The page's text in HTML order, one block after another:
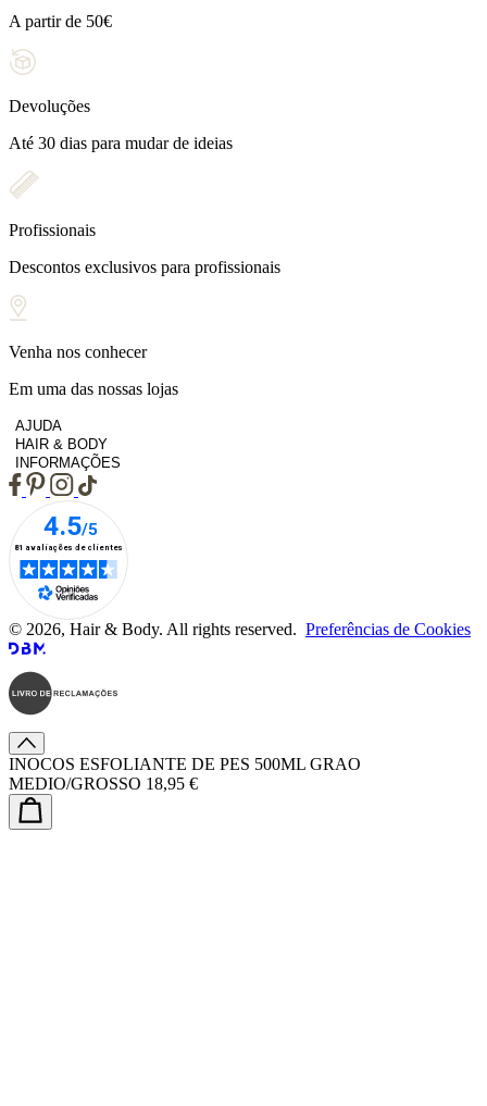
A partir de 50€
Devoluções
Até 30 dias para mudar de ideias
Profissionais
Descontos exclusivos para profissionais
Venha nos conhecer
Em uma das nossas lojas
AJUDA
HAIR & BODY
INFORMAÇÕES
© 2026, Hair & Body. All rights reserved. Preferências de Cookies
INOCOS ESFOLIANTE DE PES 500ML GRAO
MEDIO/GROSSO 18,95 €